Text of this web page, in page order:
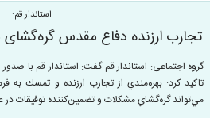
استاندار قم:
تجارب ارزنده دفاع مقدس
گروه اجتماعی: استاندار قم گفت: استاندار قم با
تاکید کرد: بهره‌مندي از تجارب ارزنده و تمسك
مي‌تواند گره‌گشاي مشكلات و تضمين‌كننده توفيقات